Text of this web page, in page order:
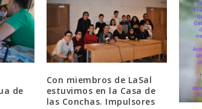
de
Con miembros de LaSal
estuvimos en la Casa de
las Conchas. Impulsores